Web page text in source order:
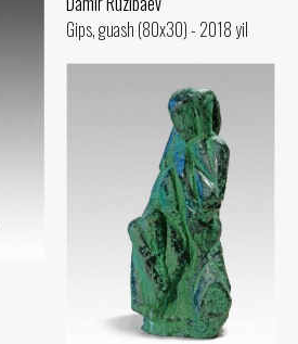
Gips, guash (80x30) - 2018 yil